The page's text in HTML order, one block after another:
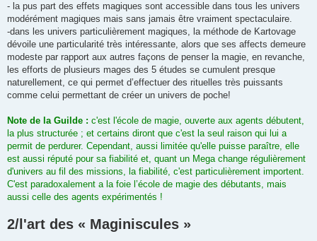
- la pus part des effets magiques sont accessible dans tous les univers
modérément magiques mais sans jamais être vraiment spectaculaire.
-dans les univers particulièrement magiques, la méthode de Kartovage
dévoile une particularité très intéressante, alors que ses affects demeure
modeste par rapport aux autres façons de penser la magie, en revanche,
les efforts de plusieurs mages des 5 études se cumulent presque
naturellement, ce qui permet d’effectuer des rituelles très puissants
comme celui permettant de créer un univers de poche!
Note de la Guilde : c'est l'école de magie, ouverte aux agents débutent,
la plus structurée ; et certains diront que c'est la seul raison qui lui a
permit de perdurer. Cependant, aussi limitée qu'elle puisse paraître, elle
est aussi réputé pour sa fiabilité et, quant un Mega change régulièrement
d'univers au fil des missions, la fiabilité, c'est particulièrement importent.
C'est paradoxalement a la foie l’école de magie des débutants, mais
aussi celle des agents expérimentés !
2/l'art des « Maginiscules »